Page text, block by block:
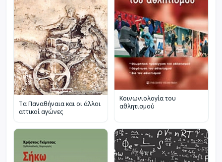
Τα Παναθήναια και οι άλλοι
αττικοί αγώνες
Κοινωνιολογία του
αθλητισμού